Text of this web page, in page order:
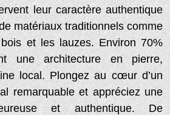
leur caractère authentique
matériaux traditionnels comme
et les lauzes. Environ 70%
une architecture en pierre,
local. Plongez au cœur d’un
remarquable et appréciez une
et authentique. De